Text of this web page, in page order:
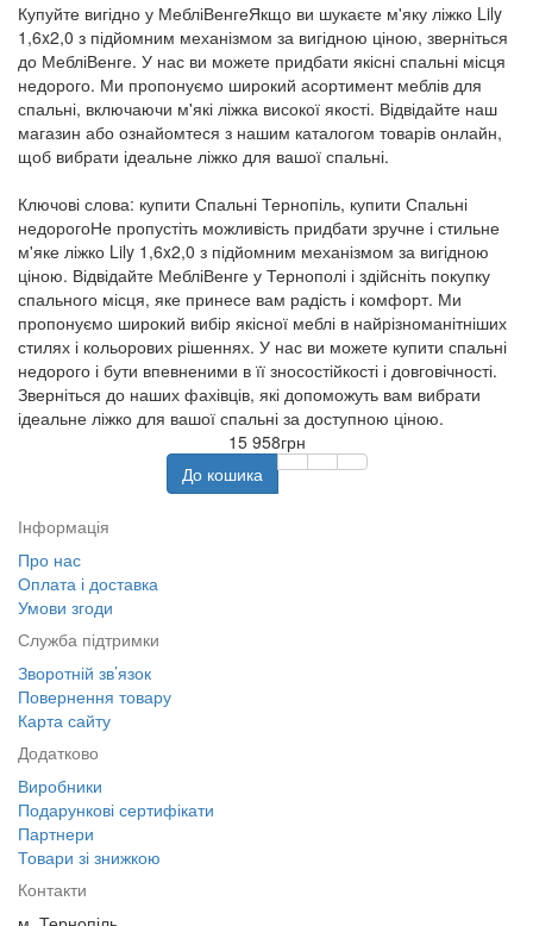
Купуйте вигідно у МебліВенгеЯкщо ви шукаєте м'яку ліжко Lily
1,6x2,0 з підйомним механізмом за вигідною ціною, зверніться
до МебліВенге. У нас ви можете придбати якісні спальні місця
недорого. Ми пропонуємо широкий асортимент меблів для
спальні, включаючи м'які ліжка високої якості. Відвідайте наш
магазин або ознайомтеся з нашим каталогом товарів онлайн,
щоб вибрати ідеальне ліжко для вашої спальні.
Ключові слова: купити Спальні Тернопіль, купити Спальні
недорогоНе пропустіть можливість придбати зручне і стильне
м'яке ліжко Lily 1,6x2,0 з підйомним механізмом за вигідною
ціною. Відвідайте МебліВенге у Тернополі і здійсніть покупку
спального місця, яке принесе вам радість і комфорт. Ми
пропонуємо широкий вибір якісної меблі в найрізноманітніших
стилях і кольорових рішеннях. У нас ви можете купити спальні
недорого і бути впевненими в її зносостійкості і довговічності.
Зверніться до наших фахівців, які допоможуть вам вибрати
ідеальне ліжко для вашої спальні за доступною ціною.
15 958грн
До кошика
Інформація
Про нас
Оплата і доставка
Умови згоди
Служба підтримки
Зворотній зв’язок
Повернення товару
Карта сайту
Додатково
Виробники
Подарункові сертифікати
Партнери
Товари зі знижкою
Контакти